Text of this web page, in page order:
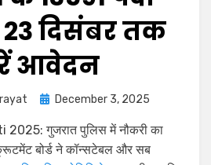
23 दिसंबर तक
आवेदन
December 3, 2025
गुजरात पुलिस में नौकरी का
बोर्ड ने कॉन्सटेबल और सब